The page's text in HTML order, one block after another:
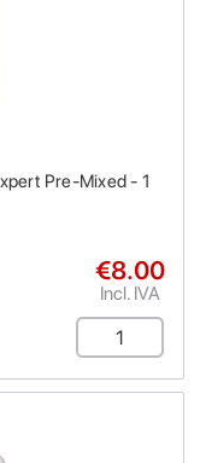
Pre-Mixed - 1
€8.00
Incl. IVA